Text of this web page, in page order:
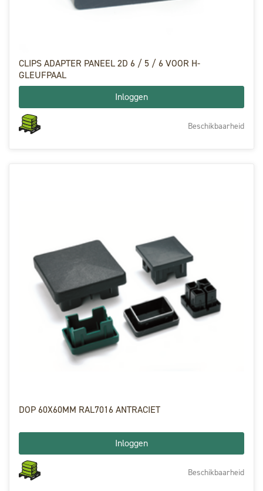
CLIPS ADAPTER PANEEL 2D 6 / 5 / 6 VOOR H-
GLEUFPAAL
Inloggen
Beschikbaarheid
DOP 60X60MM RAL7016 ANTRACIET
Inloggen
Beschikbaarheid